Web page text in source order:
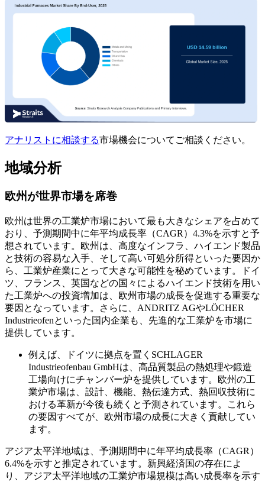
アナリストに相談する市場機会についてご相談ください。
地域分析
欧州が世界市場を席巻
欧州は世界の工業炉市場において最も大きなシェアを占めて
おり、予測期間中に年平均成長率（CAGR）4.3%を示すと予
想されています。欧州は、高度なインフラ、ハイエンド製品
と技術の容易な入手、そして高い可処分所得といった要因か
ら、工業炉産業にとって大きな可能性を秘めています。ドイ
ツ、フランス、英国などの国々によるハイエンド技術を用い
た工業炉への投資増加は、欧州市場の成長を促進する重要な
要因となっています。さらに、ANDRITZ AGやLÖCHER
Industrieofenといった国内企業も、先進的な工業炉を市場に
提供しています。
例えば、ドイツに拠点を置くSCHLAGER
Industrieofenbau GmbHは、高品質製品の熱処理や鍛造
工場向けにチャンバー炉を提供しています。欧州の工
業炉市場は、設計、機能、熱伝達方式、熱回収技術に
おける革新が今後も続くと予測されています。これら
の要因すべてが、欧州市場の成長に大きく貢献してい
ます。
アジア太平洋地域は、予測期間中に年平均成長率（CAGR）
6.4%を示すと推定されています。新興経済国の存在によ
り、アジア太平洋地域の工業炉市場規模は高い成長率を示す